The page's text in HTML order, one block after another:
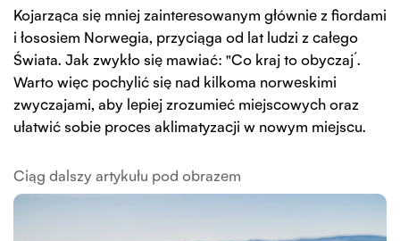
Kojarząca się mniej zainteresowanym głównie z fiordami
i łososiem Norwegia, przyciąga od lat ludzi z całego
Świata. Jak zwykło się mawiać: "Co kraj to obyczaj´.
Warto więc pochylić się nad kilkoma norweskimi
zwyczajami, aby lepiej zrozumieć miejscowych oraz
ułatwić sobie proces aklimatyzacji w nowym miejscu.
Ciąg dalszy artykułu pod obrazem